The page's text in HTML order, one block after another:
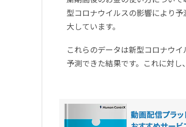
型コロナウイルスの影響により
大しています。
これらのデータは新型コロナウ
予測できた結果です。これに対